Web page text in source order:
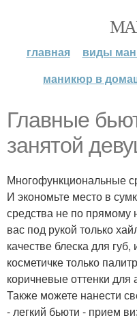
главная виды
маникюр в
Главные
занятой
Многофункциональные
И экономьте место в
средства не по
вас под рукой только
качестве блеска для
косметичке только
коричневые оттенки для
Также можете нанести
- легкий бьюти - прием